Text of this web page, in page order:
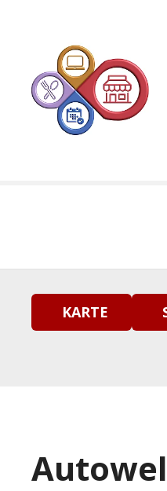
g
KARTE